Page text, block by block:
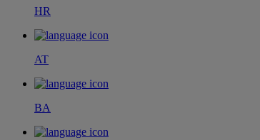
HR
AT
BA